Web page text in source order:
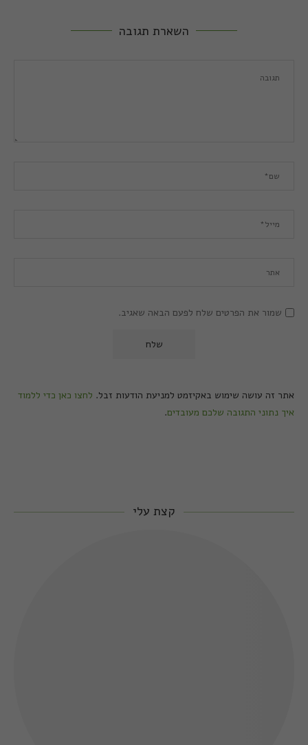
השארת תגובה
שמור את הפרטים שלח לפעם הבאה שאגיב.
אתר זה עושה שימוש באקיזמט למניעת הודעות זבל. לחצו כאן כדי ללמוד
איך נתוני התגובה שלכם מעובדים.
קצת עלי